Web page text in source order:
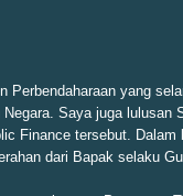
Perbendaharaan yang
Saya juga
Finance tersebut.
dari Bapak selaku